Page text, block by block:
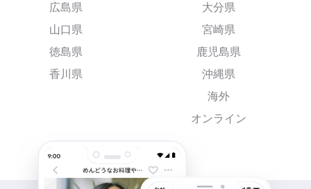
広島県
山口県
徳島県
香川県
大分県
宮崎県
鹿児島県
沖縄県
海外
オンライン